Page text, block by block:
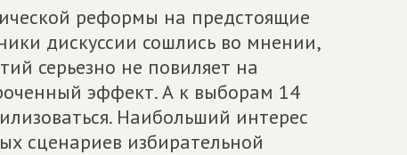
реформы на предстоящие
дискуссии сошлись во мнении,
серьезно не повиляет на
эффект. А к выборам 14
Наибольший интерес
сценариев избирательной